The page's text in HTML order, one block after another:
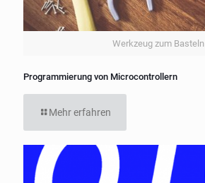
Werkzeug zum Basteln
Programmierung von Microcontrollern
Mehr erfahren